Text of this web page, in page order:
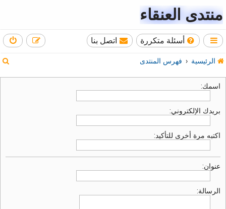
منتدى العنقاء
أسئلة متكررة اتصل بنا
الرئيسية فهرس المنتدى
اسمك:
بريدك الإلكتروني:
اكتبه مرة أخرى للتأكيد:
عنوان:
الرسالة: